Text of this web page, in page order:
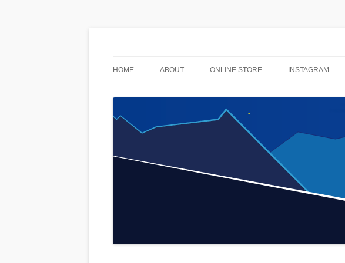
HOME ABOUT ONLINE STORE INSTAGRAM